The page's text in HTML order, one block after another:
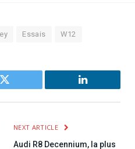
Essais W12
Twitter LinkedIn
NEXT ARTICLE
Audi R8 Decennium, la plus